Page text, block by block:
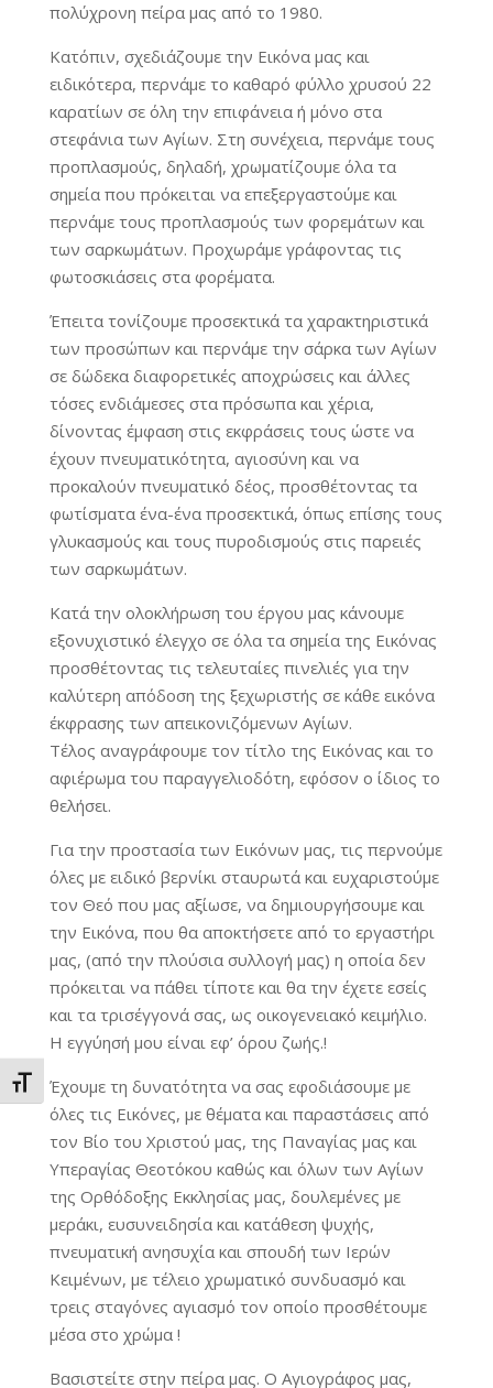
Εναλλαγή Μεγέθους Γραμμάτων
πολύχρονη πείρα μας από το 1980.
Κατόπιν, σχεδιάζουμε την Εικόνα μας και
ειδικότερα, περνάμε το καθαρό φύλλο χρυσού 22
καρατίων σε όλη την επιφάνεια ή μόνο στα
στεφάνια των Αγίων. Στη συνέχεια, περνάμε τους
προπλασμούς, δηλαδή, χρωματίζουμε όλα τα
σημεία που πρόκειται να επεξεργαστούμε και
περνάμε τους προπλασμούς των φορεμάτων και
των σαρκωμάτων. Προχωράμε γράφοντας τις
φωτοσκιάσεις στα φορέματα.
Έπειτα τονίζουμε προσεκτικά τα χαρακτηριστικά
των προσώπων και περνάμε την σάρκα των Αγίων
σε δώδεκα διαφορετικές αποχρώσεις και άλλες
τόσες ενδιάμεσες στα πρόσωπα και χέρια,
δίνοντας έμφαση στις εκφράσεις τους ώστε να
έχουν πνευματικότητα, αγιοσύνη και να
προκαλούν πνευματικό δέος, προσθέτοντας τα
φωτίσματα ένα-ένα προσεκτικά, όπως επίσης τους
γλυκασμούς και τους πυροδισμούς στις παρειές
των σαρκωμάτων.
Κατά την ολοκλήρωση του έργου μας κάνουμε
εξονυχιστικό έλεγχο σε όλα τα σημεία της Εικόνας
προσθέτοντας τις τελευταίες πινελιές για την
καλύτερη απόδοση της ξεχωριστής σε κάθε εικόνα
έκφρασης των απεικονιζόμενων Αγίων.
Τέλος αναγράφουμε τον τίτλο της Εικόνας και το
αφιέρωμα του παραγγελιοδότη, εφόσον ο ίδιος το
θελήσει.
Για την προστασία των Εικόνων μας, τις περνούμε
όλες με ειδικό βερνίκι σταυρωτά και ευχαριστούμε
τον Θεό που μας αξίωσε, να δημιουργήσουμε και
την Εικόνα, που θα αποκτήσετε από το εργαστήρι
μας, (από την πλούσια συλλογή μας) η οποία δεν
πρόκειται να πάθει τίποτε και θα την έχετε εσείς
και τα τρισέγγονά σας, ως οικογενειακό κειμήλιο.
Η εγγύησή μου είναι εφ’ όρου ζωής.!
Έχουμε τη δυνατότητα να σας εφοδιάσουμε με
όλες τις Εικόνες, με θέματα και παραστάσεις από
τον Βίο του Χριστού μας, της Παναγίας μας και
Υπεραγίας Θεοτόκου καθώς και όλων των Αγίων
της Ορθόδοξης Εκκλησίας μας, δουλεμένες με
μεράκι, ευσυνειδησία και κατάθεση ψυχής,
πνευματική ανησυχία και σπουδή των Ιερών
Κειμένων, με τέλειο χρωματικό συνδυασμό και
τρεις σταγόνες αγιασμό τον οποίο προσθέτουμε
μέσα στο χρώμα !
Βασιστείτε στην πείρα μας. Ο Αγιογράφος μας,